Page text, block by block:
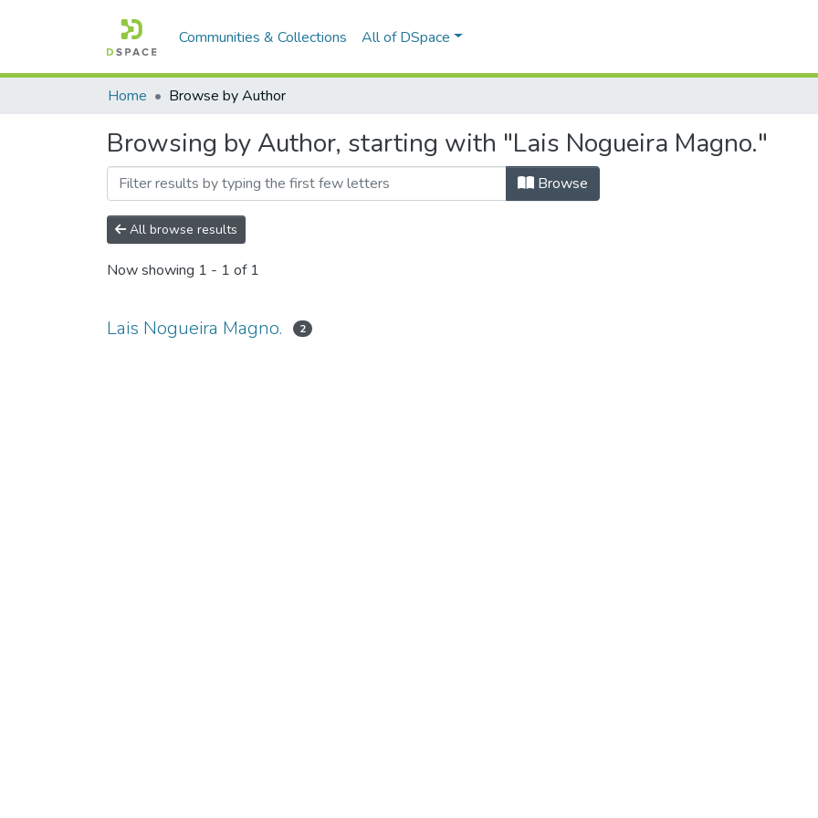
Communities & Collections All of DSpace
Home Browse by Author
Browsing by Author, starting with "Lais Nogueira Magno."
Browse
All browse results
Now showing 1 - 1 of 1
Lais Nogueira Magno. 2